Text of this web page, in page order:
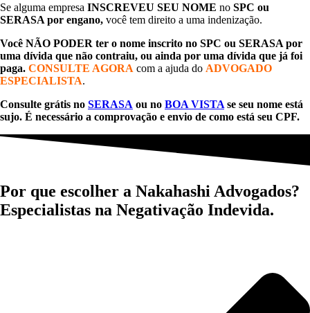
Se alguma empresa INSCREVEU SEU NOME no SPC ou
SERASA por engano, você tem direito a uma indenização.
Você NÃO PODER ter o nome inscrito no SPC ou SERASA por
uma dívida que não contraiu, ou ainda por uma dívida que já foi
paga. CONSULTE AGORA com a ajuda do ADVOGADO
ESPECIALISTA.
Consulte grátis no SERASA ou no BOA VISTA se seu nome está
sujo. É necessário a comprovação e envio de como está seu CPF.
Por que escolher a Nakahashi Advogados?
Especialistas na Negativação Indevida.